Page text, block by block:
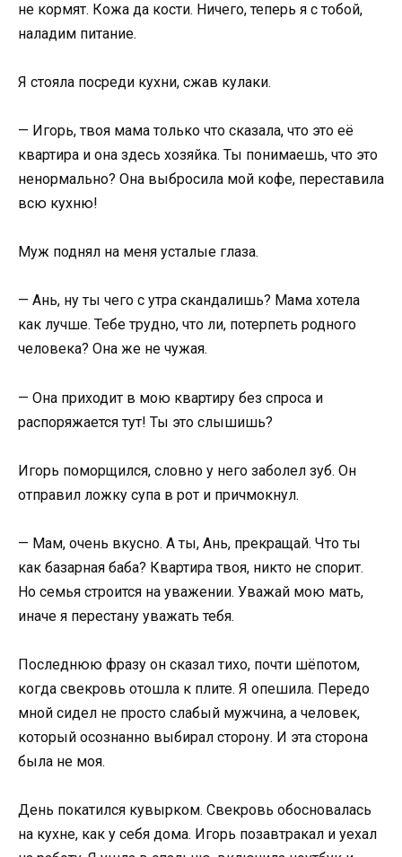
не кормят. Кожа да кости. Ничего, теперь я с тобой,
наладим питание.
Я стояла посреди кухни, сжав кулаки.
— Игорь, твоя мама только что сказала, что это её
квартира и она здесь хозяйка. Ты понимаешь, что это
ненормально? Она выбросила мой кофе, переставила
всю кухню!
Муж поднял на меня усталые глаза.
— Ань, ну ты чего с утра скандалишь? Мама хотела
как лучше. Тебе трудно, что ли, потерпеть родного
человека? Она же не чужая.
— Она приходит в мою квартиру без спроса и
распоряжается тут! Ты это слышишь?
Игорь поморщился, словно у него заболел зуб. Он
отправил ложку супа в рот и причмокнул.
— Мам, очень вкусно. А ты, Ань, прекращай. Что ты
как базарная баба? Квартира твоя, никто не спорит.
Но семья строится на уважении. Уважай мою мать,
иначе я перестану уважать тебя.
Последнюю фразу он сказал тихо, почти шёпотом,
когда свекровь отошла к плите. Я опешила. Передо
мной сидел не просто слабый мужчина, а человек,
который осознанно выбирал сторону. И эта сторона
была не моя.
День покатился кувырком. Свекровь обосновалась
на кухне, как у себя дома. Игорь позавтракал и уехал